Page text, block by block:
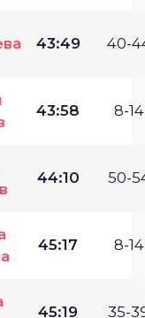
43:49 40-
43:58 8-
44:10 50-
45:17 8-
45:19 35-